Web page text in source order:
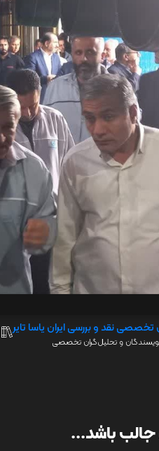
تخصصی نقد و بررسی ایران یاسا تایر
و تحلیل‌گران تخصصی
جالب باشد...